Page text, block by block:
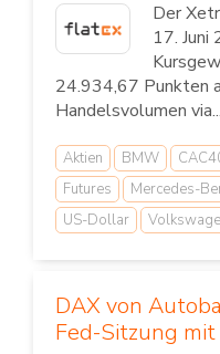
Der
17.
24.934,67 Punkten
Handelsvolumen via...
Aktien BMW
Futures
Mercedes-
US-Dollar
DAX von
Fed-Sitzung